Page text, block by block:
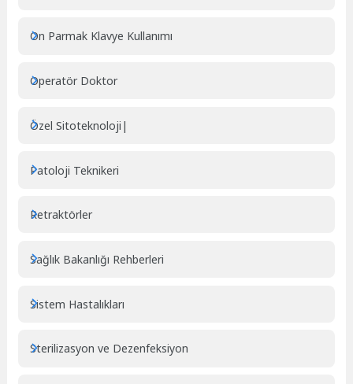
On Parmak Klavye Kullanımı
Operatör Doktor
Özel Sitoteknoloji|
Patoloji Teknikeri
Retraktörler
Sağlık Bakanlığı Rehberleri
Sistem Hastalıkları
Sterilizasyon ve Dezenfeksiyon